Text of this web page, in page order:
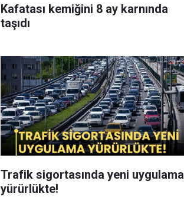
Kafatası kemiğini 8 ay karnında
taşıdı
Trafik sigortasında yeni uygulama
yürürlükte!